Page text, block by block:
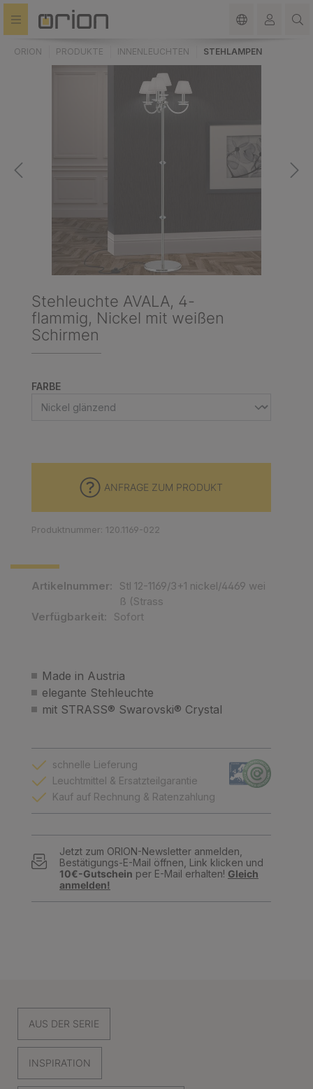
springen
ORION PRODUKTE INNENLEUCHTEN STEHLAMPEN
Stehleuchte AVALA, 4-
flammig, Nickel mit weißen
Schirmen
FARBEAUSWÄHLEN
Made in Austria
elegante Stehleuchte
mit STRASS® Swarovski® Crystal
Artikelnummer:
Stl 12-1169/3+1 nickel/4469 wei
ß (Strass
Verfügbarkeit:
Sofort
ANFRAGE ZUM PRODUKT
Produktnummer: 120.1169-022
schnelle Lieferung
Leuchtmittel & Ersatzteilgarantie
Kauf auf Rechnung & Ratenzahlung
Jetzt zum ORION-Newsletter anmelden,
Bestätigungs-E-Mail öffnen, Link klicken und
10€-Gutschein per E-Mail erhalten! Gleich
anmelden!
AUS DER SERIE
INSPIRATION